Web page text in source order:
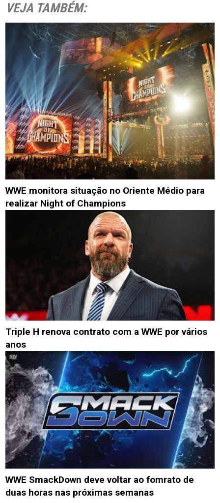
VEJA TAMBÉM:
WWE monitora situação no Oriente Médio para
realizar Night of Champions
Triple H renova contrato com a WWE por vários
anos
WWE SmackDown deve voltar ao fomrato de
duas horas nas próximas semanas